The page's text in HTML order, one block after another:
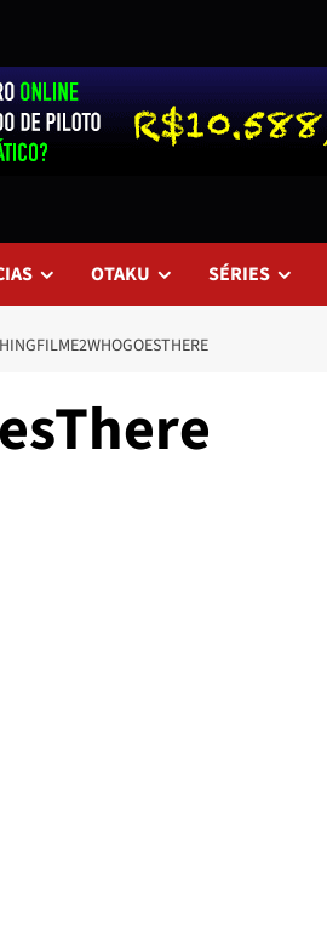
OTAKU SÉRIES